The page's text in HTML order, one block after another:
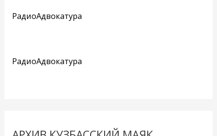
РадиоАдвокатура
РадиоАдвокатура